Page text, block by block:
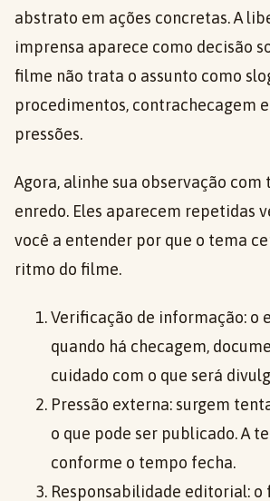
abstrato em ações concretas. A
imprensa aparece como decisão
filme não trata o assunto como
procedimentos, contrachecagem
pressões.
Agora, alinhe sua observação com
enredo. Eles aparecem repetidas
você a entender por que o tema
ritmo do filme.
Verificação de informação: o
quando há checagem,
cuidado com o que será
Pressão externa: surgem
o que pode ser publicado. A
conforme o tempo fecha.
Responsabilidade editorial: o